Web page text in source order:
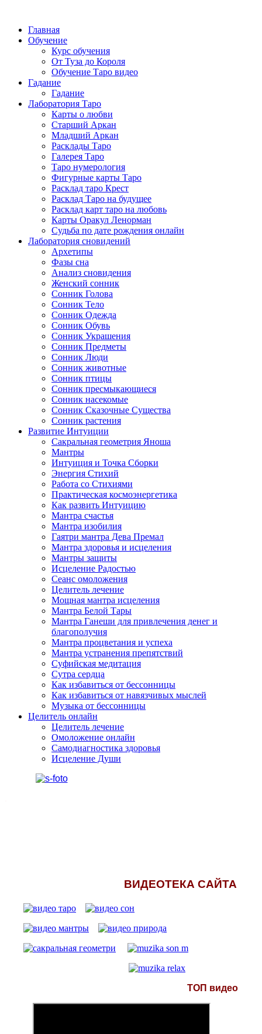
Главная
Обучение
Курс обучения
От Туза до Короля
Обучение Таро видео
Гадание
Гадание
Лаборатория Таро
Карты о любви
Старший Аркан
Младший Аркан
Расклады Таро
Галерея Таро
Таро нумерология
Фигурные карты Таро
Расклад таро Крест
Расклад Таро на будущее
Расклад карт таро на любовь
Карты Оракул Ленорман
Судьба по дате рождения онлайн
Лаборатория сновидений
Архетипы
Фазы сна
Анализ сновидения
Женский сонник
Сонник Голова
Сонник Тело
Сонник Одежда
Сонник Обувь
Сонник Украшения
Сонник Предметы
Сонник Люди
Сонник животные
Сонник птицы
Сонник пресмыкающиеся
Сонник насекомые
Сонник Сказочные Существа
Сонник растения
Развитие Интуиции
Сакральная геометрия Яноша
Мантры
Интуиция и Точка Сборки
Энергия Стихий
Работа со Стихиями
Практическая космоэнергетика
Как развить Интуицию
Мантра счастья
Мантра изобилия
Гаятри мантра Дева Премал
Мантра здоровья и исцеления
Мантры защиты
Исцеление Радостью
Сеанс омоложения
Целитель лечение
Мощная мантра исцеления
Мантра Белой Тары
Мантра Ганеши для привлечения денег и
благополучия
Мантра процветания и успеха
Мантра устранения препятствий
Суфийская медитация
Сутра сердца
Как избавиться от бессонницы
Как избавиться от навязчивых мыслей
Музыка от бессонницы
Целитель онлайн
Целитель лечение
Омоложение онлайн
Самодиагностика здоровья
Исцеление Души
ВИДЕОТЕКА САЙТА
ТОП видео